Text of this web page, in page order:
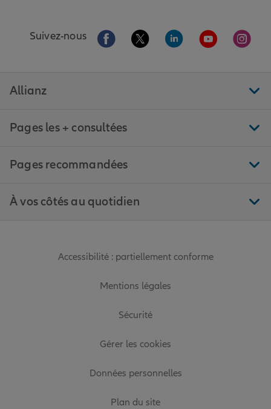
Suivez-nous Aller sur la page Facebook de Allianz
Aller sur la page Twitter de
Aller sur la page
Aller sur la
Aller
Allianz
Pages les + consultées
Pages recommandées
À vos côtés au quotidien
Accessibilité : partiellement conforme
Mentions légales
Sécurité
Gérer les cookies
Données personnelles
Plan du site